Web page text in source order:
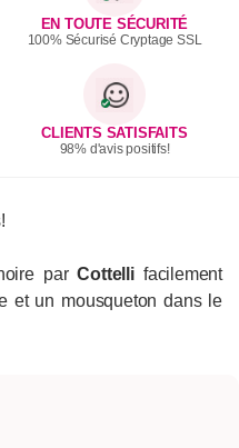
EN TOUTE SÉCURITÉ
100% Sécurisé Cryptage SSL
CLIENTS SATISFAITS
98% d'avis positifs!
parCottellifacilement
et un mousqueton dans le